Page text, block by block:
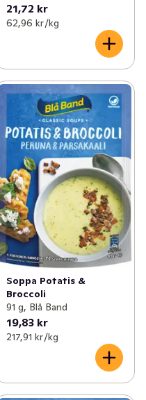
21,72 kr
62,96 kr /kg
Soppa Potatis &
Broccoli
91 g, Blå Band
19,83 kr
217,91 kr /kg